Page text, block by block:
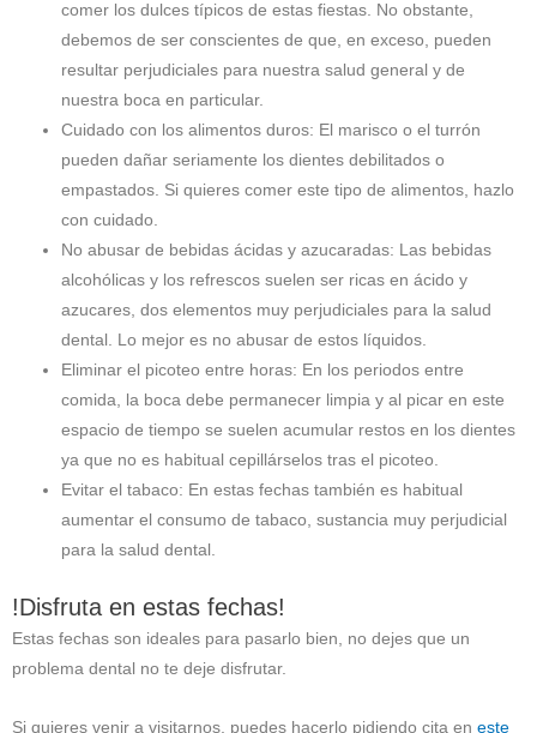
comer los dulces típicos de estas fiestas. No obstante,
debemos de ser conscientes de que, en exceso, pueden
resultar perjudiciales para nuestra salud general y de
nuestra boca en particular.
Cuidado con los alimentos duros: El marisco o el turrón
pueden dañar seriamente los dientes debilitados o
empastados. Si quieres comer este tipo de alimentos, hazlo
con cuidado.
No abusar de bebidas ácidas y azucaradas: Las bebidas
alcohólicas y los refrescos suelen ser ricas en ácido y
azucares, dos elementos muy perjudiciales para la salud
dental. Lo mejor es no abusar de estos líquidos.
Eliminar el picoteo entre horas: En los periodos entre
comida, la boca debe permanecer limpia y al picar en este
espacio de tiempo se suelen acumular restos en los dientes
ya que no es habitual cepillárselos tras el picoteo.
Evitar el tabaco: En estas fechas también es habitual
aumentar el consumo de tabaco, sustancia muy perjudicial
para la salud dental.
!Disfruta en estas fechas!
Estas fechas son ideales para pasarlo bien, no dejes que un
problema dental no te deje disfrutar.
Si quieres venir a visitarnos, puedes hacerlo pidiendo cita en este